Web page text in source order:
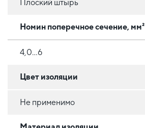
Плоский штырь
Номин поперечное сечение, мм²
4,0...6
Цвет изоляции
Не применимо